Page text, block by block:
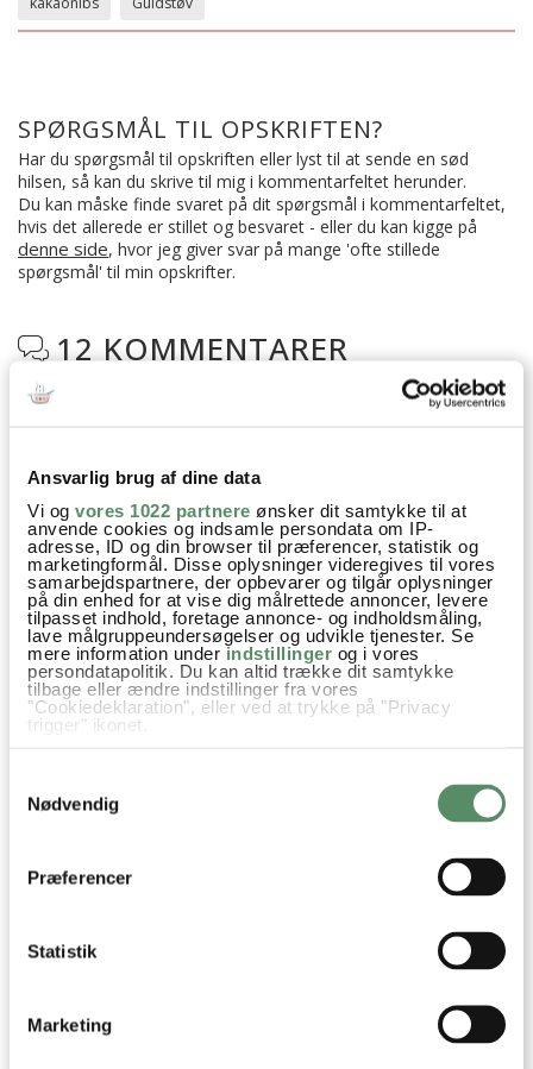
Ansvarlig brug af dine data
Vi og vores 1022 partnere ønsker dit samtykke til at
anvende cookies og indsamle persondata om IP-
adresse, ID og din browser til præferencer, statistik og
marketingformål. Disse oplysninger videregives til vores
samarbejdspartnere, der opbevarer og tilgår oplysninger
på din enhed for at vise dig målrettede annoncer, levere
tilpasset indhold, foretage annonce- og indholdsmåling,
lave målgruppeundersøgelser og udvikle tjenester. Se
mere information underindstillinger og i vores
persondatapolitik. Du kan altid trække dit samtykke
tilbage eller ændre indstillinger fra vores
"Cookiedeklaration", eller ved at trykke på "Privacy
trigger" ikonet.
Indsamle præcise oplysninger om din placering,
der kan være nøjagtig inden for få meter
Identificere din enhed baseret på en scanning af
Nødvendig
Præferencer
Statistik
Marketing
SPØRGSMÅL TIL OPSKRIFTEN?
Har du spørgsmål til opskriften eller lyst til at sende en sød
hilsen, så kan du skrive til mig i kommentarfeltet herunder.
Du kan måske finde svaret på dit spørgsmål i kommentarfeltet,
hvis det allerede er stillet og besvaret - eller du kan kigge på
denne side, hvor jeg giver svar på mange 'ofte stillede
spørgsmål' til min opskrifter.
 12 KOMMENTARER
Kan man bruge andre nødder end hasselnød? Er nemlig
allergisk
besvar
Ann-Christine :
20. december 2021 kl. 14:41
Ja, det er helt op til dig – men vær opmærksom
på at der er hasselnødder i nougat også :)
Ida:
Hej :)